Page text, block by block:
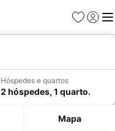
Favoritos
Iniciar
Hóspedes e quartos
2 hóspedes, 1 quarto.
Mapa